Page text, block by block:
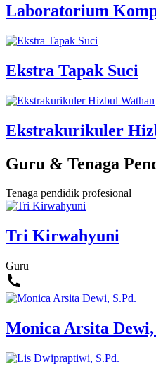
Laboratorium
Ekstra Tapak Suci
Ekstrakurikuler
Guru & Tenaga
Tenaga pendidik profesional
Tri Kirwahyuni
Guru
Monica Arsita Dewi,